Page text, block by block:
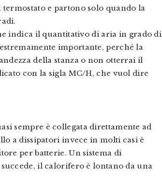
e partono solo quando la
indica il quantitativo di aria in grado di
importante, perché la
della stanza o non otterrai il
con la sigla MC/H, che vuol dire
sempre è collegata direttamente ad
a dissipatori invece in molti casi è
per batterie. Un sistema di
il calorifero è lontano da una